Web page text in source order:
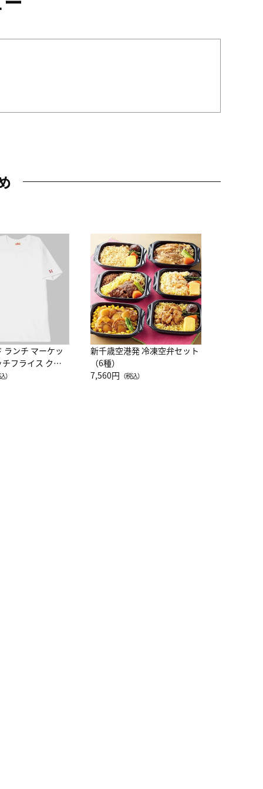
ランチ マーケッ
チフライス クル
半袖Ｔシャツ
）
新千歳空港発 冷凍空弁セット
（6種）
7,560円 （税込）